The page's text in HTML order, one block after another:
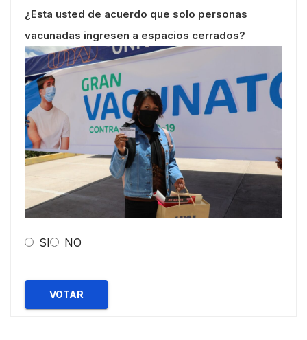
¿Esta usted de acuerdo que solo personas
vacunadas ingresen a espacios cerrados?
SI NO
VOTAR